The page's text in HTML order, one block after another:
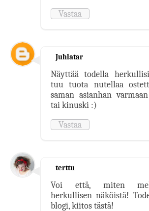
Vastaa
Juhlatar
Näyttää todella
tuu tuota nutellaa
saman asianhan
tai kinuski :)
Vastaa
terttu
Voi että, miten
herkullisen näköistä!
blogi, kiitos tästä!